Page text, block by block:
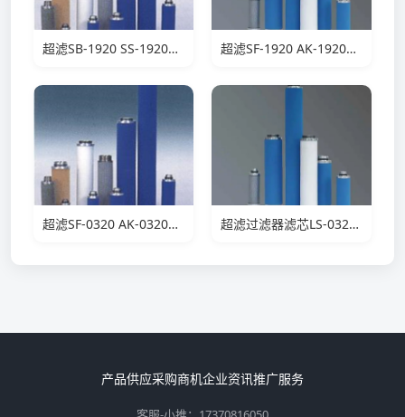
超滤SB-1920 SS-1920滤芯 超滤SF-1920 AK-1920滤芯
超滤SF-0320 AK-0320滤芯 超滤过滤器滤芯LS-0320滤芯
产品供应采购商机企业资讯推广服务